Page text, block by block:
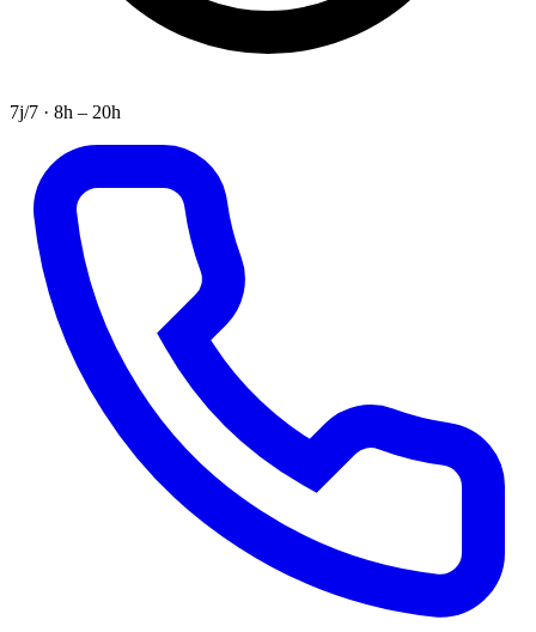
7j/7 · 8h – 20h